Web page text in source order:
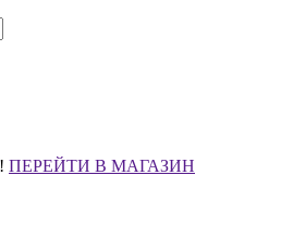
ПЕРЕЙТИ В МАГАЗИН